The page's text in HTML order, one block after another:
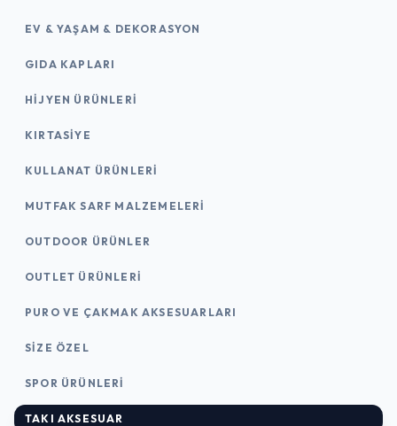
EV & YAŞAM & DEKORASYON
GIDA KAPLARI
HIJYEN ÜRÜNLERI
KIRTASİYE
KULLANAT ÜRÜNLERI
MUTFAK SARF MALZEMELERI
OUTDOOR ÜRÜNLER
OUTLET ÜRÜNLERI
PURO VE ÇAKMAK AKSESUARLARI
SIZE ÖZEL
SPOR ÜRÜNLERI
TAKI AKSESUAR